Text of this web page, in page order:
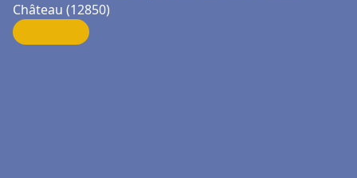
Château (12850)